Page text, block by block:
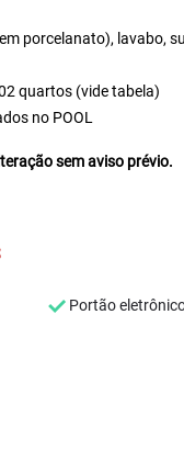
porcelanato), lavabo,
quartos (vide tabela)
no POOL
sem aviso prévio.
Portão